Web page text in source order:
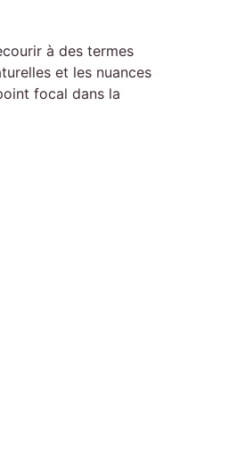
à des termes
et les nuances
focal dans la